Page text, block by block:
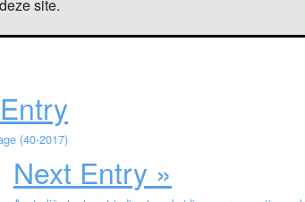
site.
(40-2017)
Next Entry »